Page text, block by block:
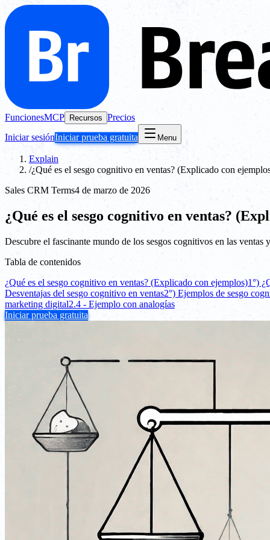
FuncionesMCP Recursos Precios
Iniciar sesiónIniciar prueba gratuita Menu
Explain
/¿Qué es el sesgo cognitivo en ventas? (Explicado con
Sales CRM Terms4 de marzo de 2026
¿Qué es el sesgo cognitivo en ventas?
Descubre el fascinante mundo de los sesgos cognitivos en las
Tabla de contenidos
¿Qué es el sesgo cognitivo en ventas? (Explicado con ejemplos)1°)
Desventajas del sesgo cognitivo en ventas2°) Ejemplos de sesgo
marketing digital2.4 - Ejemplo con analogías
Iniciar prueba gratuita